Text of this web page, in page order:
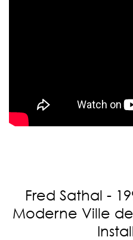
Fred Sathal -
Moderne Ville